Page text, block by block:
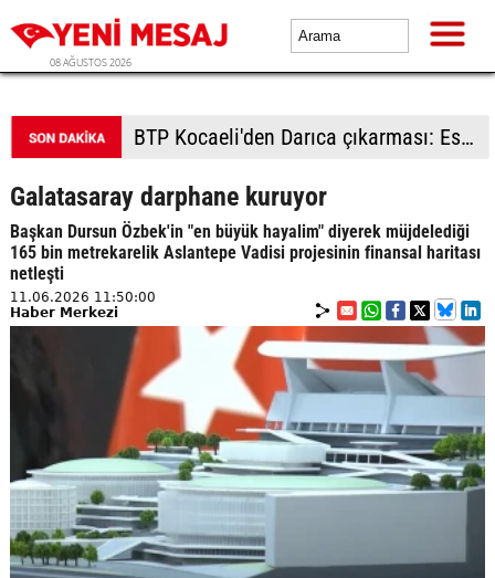
08 AĞUSTOS 2026
BTP kadrolarından Çorlu'da saha çalışması: Vatandaşlardan yoğun ilgi
Galatasaray darphane kuruyor
Başkan Dursun Özbek'in "en büyük hayalim" diyerek müjdelediği
165 bin metrekarelik Aslantepe Vadisi projesinin finansal haritası
netleşti
11.06.2026 11:50:00
Haber Merkezi